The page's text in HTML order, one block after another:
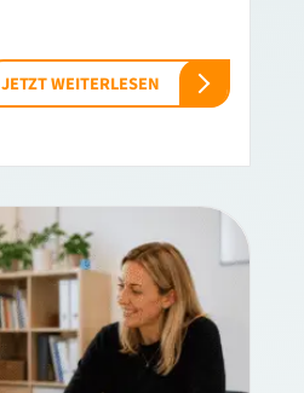
JETZT WEITERLESEN